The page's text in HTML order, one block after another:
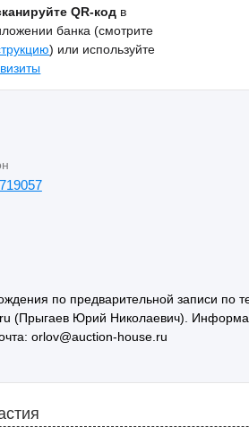
QR-код в
банка (смотрите
) или используйте
по предварительной записи по
(Прыгаев Юрий Николаевич).
orlov@auction-house.ru